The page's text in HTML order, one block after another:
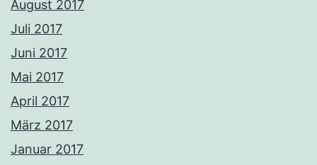
August 2017
Juli 2017
Juni 2017
Mai 2017
April 2017
März 2017
Januar 2017